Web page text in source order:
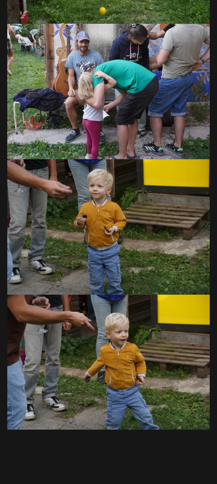
VOIR EN GRAND
VOIR EN GRAND
VOIR EN GRAND